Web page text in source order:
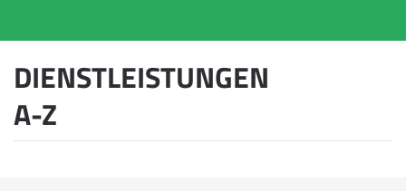
DIENSTLEISTUNGEN
A-Z